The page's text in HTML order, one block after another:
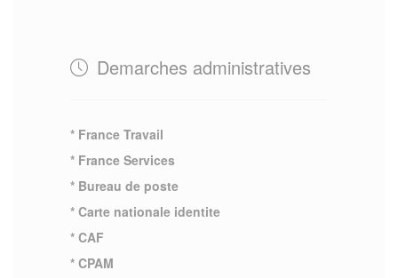
Demarches administratives
* France Travail
* France Services
* Bureau de poste
* Carte nationale identite
* CAF
* CPAM